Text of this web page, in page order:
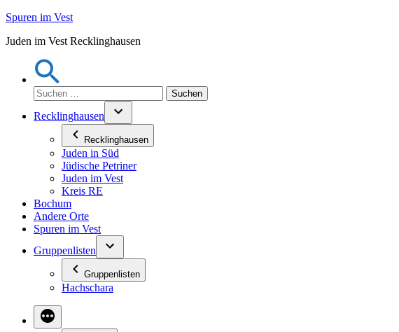
Zum
springen
Spuren im Vest
Juden im Vest Recklinghausen
Suchen
nach:
Recklinghausen
Recklinghausen
Juden in Süd
Jüdische Petriner
Juden im Vest
Kreis RE
Bochum
Andere Orte
Spuren im Vest
Gruppenlisten
Gruppenlisten
Hachschara